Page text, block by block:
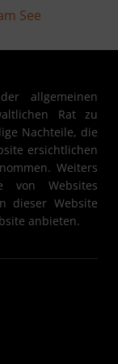
See
allgemeinen
Rat zu
Nachteile, die
ersichtlichen
Weiters
Websites
dieser Website
anbieten.